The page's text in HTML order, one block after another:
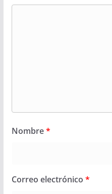
Nombre*
Correo electrónico *